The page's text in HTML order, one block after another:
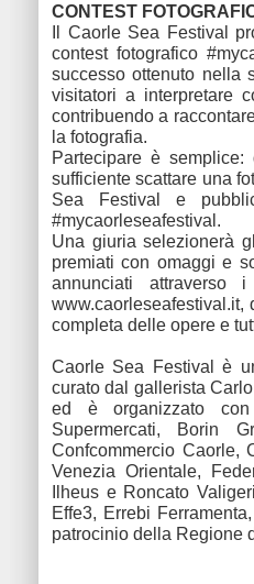
CONTEST
Il Caorle Sea Festival
contest fotografico
successo ottenuto nella
visitatori a interpretare
contribuendo a
la fotografia.
Partecipare è
sufficiente scattare una
Sea Festival e
#mycaorleseafestival.
Una giuria selezionerà
premiati con omaggi e
annunciati
completa delle opere e
Caorle Sea Festival è
curato dal gallerista
ed è organizzato
Supermercati, Borin
Confcommercio Caorle,
Venezia Orientale,
Ilheus e Roncato
Effe3, Errebi
patrocinio della Regione